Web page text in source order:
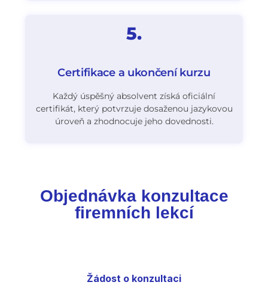
5.
Certifikace a ukončení kurzu​
Každý úspěšný absolvent získá oficiální
certifikát, který potvrzuje dosaženou jazykovou
úroveň a zhodnocuje jeho dovednosti.
Objednávka konzultace
firemních lekcí